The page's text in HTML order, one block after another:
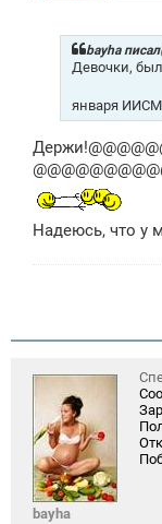
bayha
Девочки,
января
Надеюсь, что у
bayha